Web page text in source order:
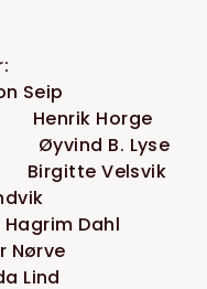
Seip
Henrik Horge
Øyvind B. Lyse
Velsvik
Dahl
Lind